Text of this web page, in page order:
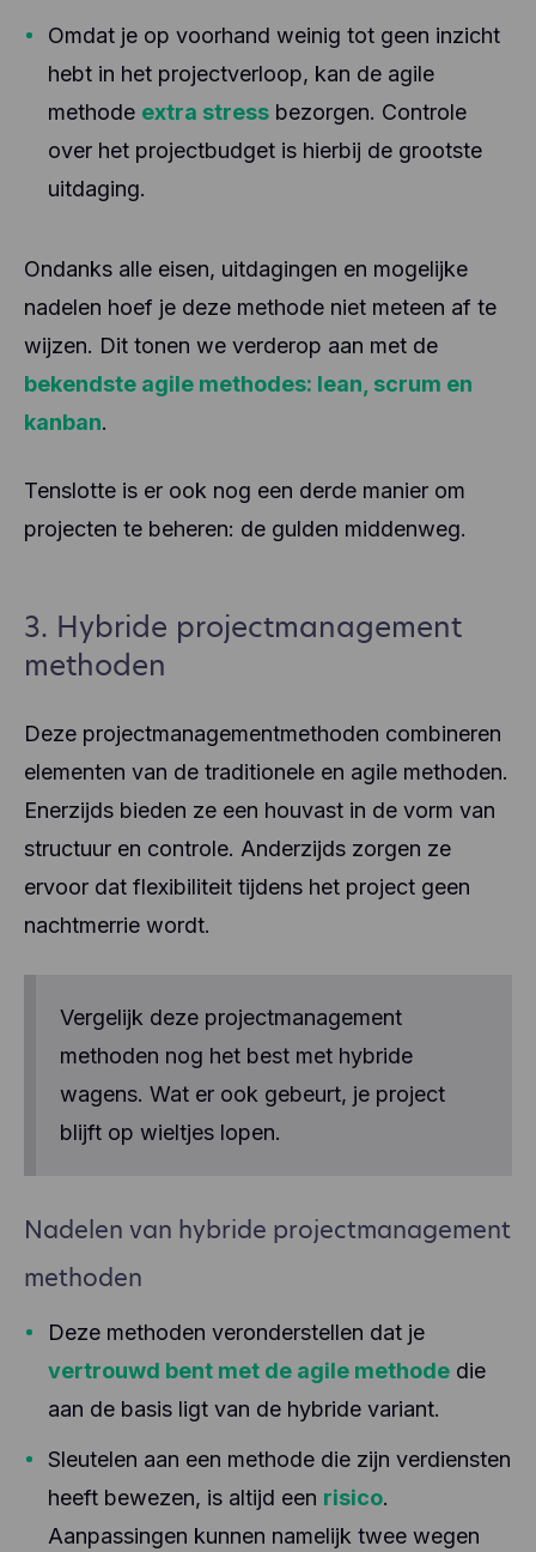
Omdat je op voorhand weinig tot geen inzicht
hebt in het projectverloop, kan de agile
methode extra stress bezorgen. Controle
over het projectbudget is hierbij de grootste
uitdaging.
Ondanks alle eisen, uitdagingen en mogelijke
nadelen hoef je deze methode niet meteen af te
wijzen. Dit tonen we verderop aan met de
bekendste agile methodes: lean, scrum en
kanban.
Tenslotte is er ook nog een derde manier om
projecten te beheren: de gulden middenweg.
3. Hybride projectmanagement
methoden
Deze projectmanagementmethoden combineren
elementen van de traditionele en agile methoden.
Enerzijds bieden ze een houvast in de vorm van
structuur en controle. Anderzijds zorgen ze
ervoor dat flexibiliteit tijdens het project geen
nachtmerrie wordt.
Vergelijk deze projectmanagement
methoden nog het best met hybride
wagens. Wat er ook gebeurt, je project
blijft op wieltjes lopen.
Nadelen van hybride projectmanagement
methoden
Deze methoden veronderstellen dat je
vertrouwd bent met de agile methode die
aan de basis ligt van de hybride variant.
Sleutelen aan een methode die zijn verdiensten
heeft bewezen, is altijd een risico.
Aanpassingen kunnen namelijk twee wegen